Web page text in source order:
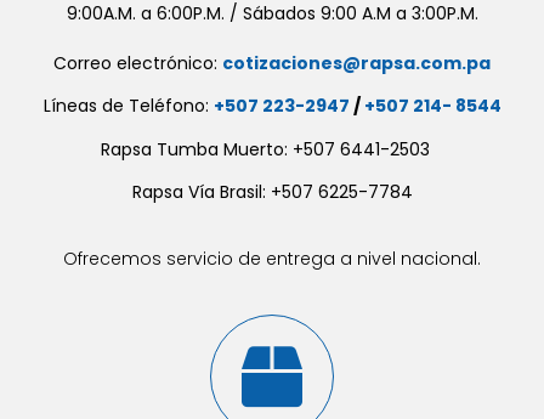
9:00A.M. a 6:00P.M. / Sábados 9:00 A.M a 3:00P.M.
Correo electrónico: cotizaciones@rapsa.com.pa
Líneas de Teléfono: +507 223-2947 / +507 214- 8544
Rapsa Tumba Muerto: +507 6441-2503
Rapsa Vía Brasil: +507 6225-7784
Ofrecemos servicio de entrega a nivel nacional.